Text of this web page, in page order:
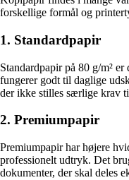
forskellige formål og
1. Standardpapir
Standardpapir på 80 g/m²
fungerer godt til daglige
der ikke stilles særlige krav
2. Premiumpapir
Premiumpapir har højere
professionelt udtryk. Det
dokumenter, der skal deles